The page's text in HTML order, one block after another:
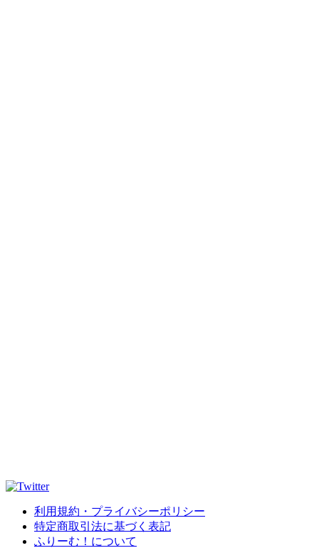
利用規約・プライバシーポリシー
特定商取引法に基づく表記
ふりーむ！について